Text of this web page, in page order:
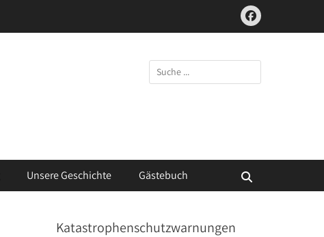
Facebook
Suchen
nach:
Unsere Geschichte Gästebuch
Katastrophenschutzwarnungen